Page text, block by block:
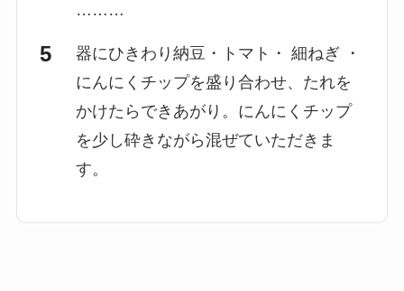
………
器にひきわり納豆・トマト・ 細ねぎ ・
にんにくチップを盛り合わせ、たれを
かけたらできあがり。にんにくチップ
を少し砕きながら混ぜていただきま
す。